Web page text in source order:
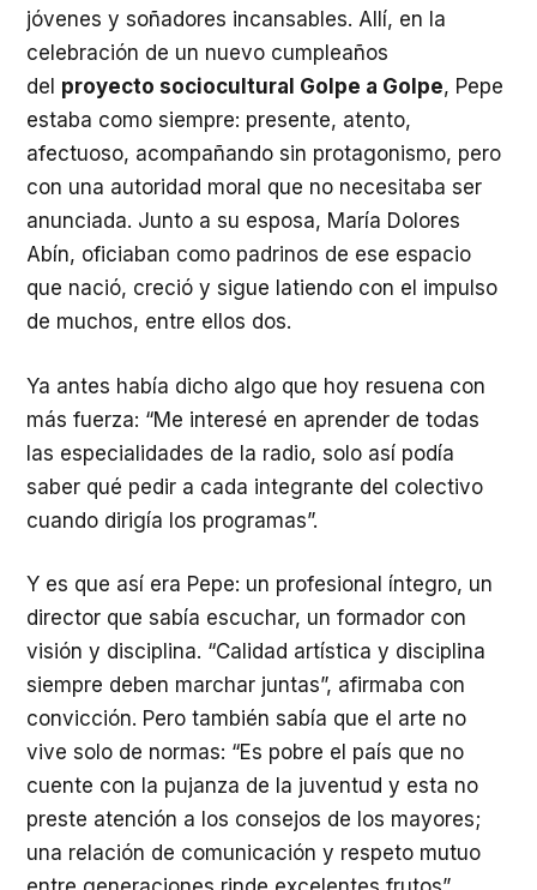
jóvenes y soñadores incansables. Allí, en la
celebración de un nuevo cumpleaños
del proyecto sociocultural Golpe a Golpe, Pepe
estaba como siempre: presente, atento,
afectuoso, acompañando sin protagonismo, pero
con una autoridad moral que no necesitaba ser
anunciada. Junto a su esposa, María Dolores
Abín, oficiaban como padrinos de ese espacio
que nació, creció y sigue latiendo con el impulso
de muchos, entre ellos dos.
Ya antes había dicho algo que hoy resuena con
más fuerza: “Me interesé en aprender de todas
las especialidades de la radio, solo así podía
saber qué pedir a cada integrante del colectivo
cuando dirigía los programas”.
Y es que así era Pepe: un profesional íntegro, un
director que sabía escuchar, un formador con
visión y disciplina. “Calidad artística y disciplina
siempre deben marchar juntas”, afirmaba con
convicción. Pero también sabía que el arte no
vive solo de normas: “Es pobre el país que no
cuente con la pujanza de la juventud y esta no
preste atención a los consejos de los mayores;
una relación de comunicación y respeto mutuo